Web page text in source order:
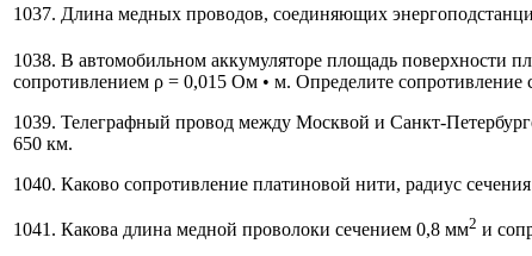
1037. Длина медных проводов, соединяющих
1038. В автомобильном аккумуляторе площадь поверхности
сопротивлением ρ = 0,015 Ом • м. Определите сопротивление
1039. Телеграфный провод между Москвой и Санкт-
650 км.
1040. Каково сопротивление платиновой нити, радиус
1041. Какова длина медной проволоки сечением 0,8 мм2 и